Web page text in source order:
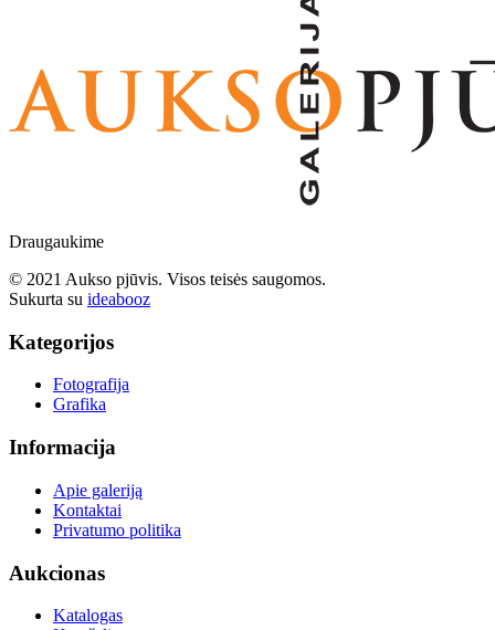
Draugaukime
© 2021 Aukso pjūvis. Visos teisės saugomos.
Sukurta su ideabooz
Kategorijos
Fotografija
Grafika
Informacija
Apie galeriją
Kontaktai
Privatumo politika
Aukcionas
Katalogas